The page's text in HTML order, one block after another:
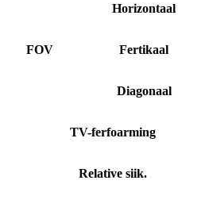
FOV
Horizontaal
Fertikaal
Diagonaal
TV-ferfoarming
Relative siik.